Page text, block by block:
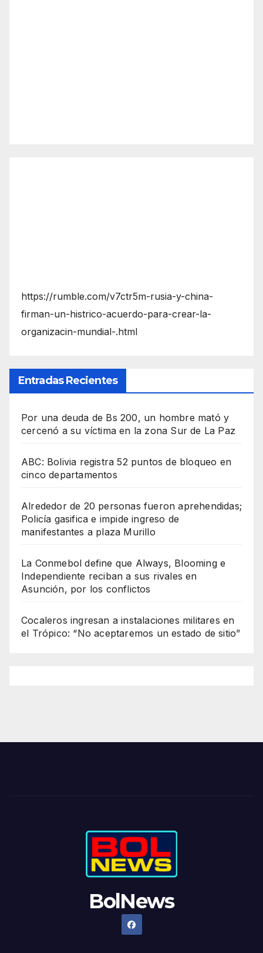
https://rumble.com/v7ctr5m-rusia-y-china-
firman-un-histrico-acuerdo-para-crear-la-
organizacin-mundial-.html
Entradas Recientes
Por una deuda de Bs 200, un hombre mató y
cercenó a su víctima en la zona Sur de La Paz
ABC: Bolivia registra 52 puntos de bloqueo en
cinco departamentos
Alrededor de 20 personas fueron aprehendidas;
Policía gasifica e impide ingreso de
manifestantes a plaza Murillo
La Conmebol define que Always, Blooming e
Independiente reciban a sus rivales en
Asunción, por los conflictos
Cocaleros ingresan a instalaciones militares en
el Trópico: “No aceptaremos un estado de sitio”
BolNews